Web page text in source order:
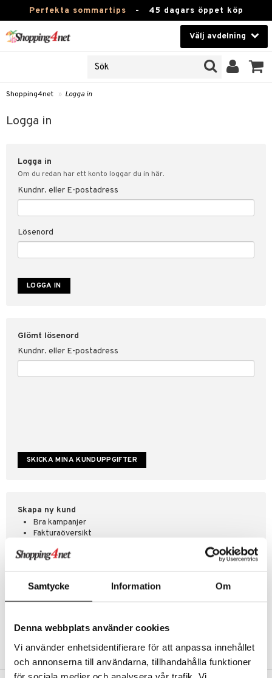
Samtycke Information Om
Denna webbplats använder cookies
Vi använder enhetsidentifierare för att anpassa innehållet
och annonserna till användarna, tillhandahålla funktioner
för sociala medier och analysera vår trafik. Vi
Perfekta sommartips - 45 dagars öppet köp
Välj avdelning
Kontaktlinser
Hälsokost
Fitness
Hem & Inredning
Leksaker, Barn & Baby
Varumärken
Shopping4net » Logga in
Logga in
Logga in
Om du redan har ett konto loggar du in här.
Kundnr. eller E-postadress
Lösenord
Glömt lösenord
Kundnr. eller E-postadress
Skapa ny kund
Bra kampanjer
Fakturaöversikt
Abonnemang
Önskelistor
SKAPA KUND
svar
för Shopping4net